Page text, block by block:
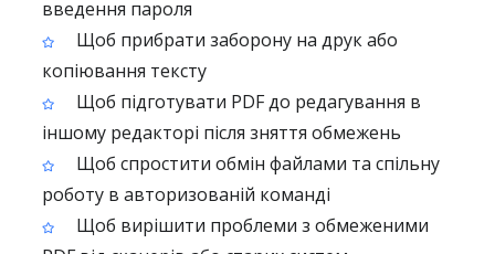
введення пароля
Щоб прибрати заборону на друк або
копіювання тексту
Щоб підготувати PDF до редагування в
іншому редакторі після зняття обмежень
Щоб спростити обмін файлами та спільну
роботу в авторизованій команді
Щоб вирішити проблеми з обмеженими